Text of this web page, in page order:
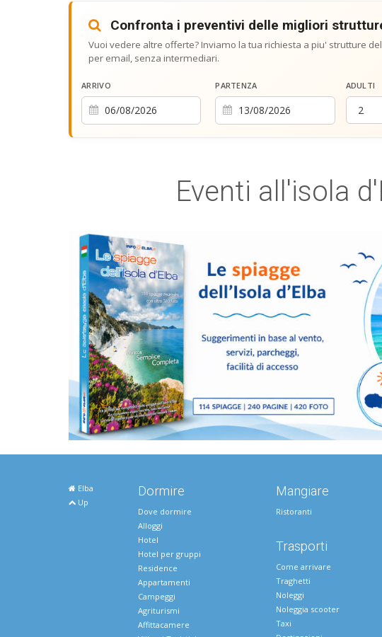
Confronta i preventivi delle migliori
Vuoi vedere altre offerte? Inviamo la tua richiesta a piu' strutture
per email, senza intermediari.
ARRIVO PARTENZA ADULTI
Eventi all'isola
Elba
Up
Dormire
Dove dormire
Alloggi
Hotel
Hotel per gruppi
Residence
Appartamenti
Campeggi
Agriturismi
Affittacamere
Mangiare
Ristoranti
Trasporti
Come arrivare
Traghetti
Noleggi
Noleggia scooter
Taxi